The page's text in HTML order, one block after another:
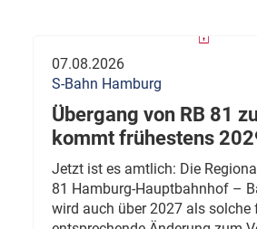
07.08.2026
S-Bahn Hamburg
Übergang von RB 81
kommt frühestens
Jetzt ist es amtlich: Die
81 Hamburg-Hauptbahnhof –
wird auch über 2027 als solche